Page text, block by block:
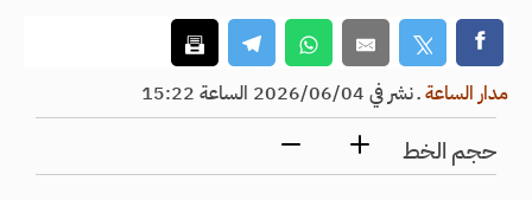
مدار الساعةـنشر في 2026/06/04 الساعة 15:22
حجم الخط